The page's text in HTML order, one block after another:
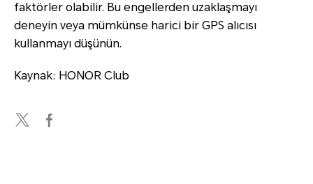
faktörler olabilir. Bu engellerden uzaklaşmayı
deneyin veya mümkünse harici bir GPS alıcısı
kullanmayı düşünün.
Kaynak: HONOR Club